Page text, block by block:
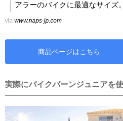
アラーのバイクに最適なサイズ。
via www.naps-jp.com
商品ページはこちら
実際にバイクバーンジュニアを